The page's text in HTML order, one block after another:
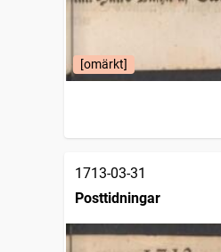
[omärkt]
1713-03-31
Posttidningar